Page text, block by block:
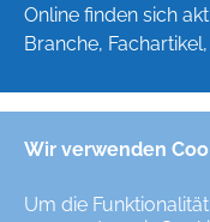
Wir verwenden
Um die
Online finden sich
Branche,
Deutsch